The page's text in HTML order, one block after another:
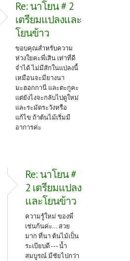
t
Re: นาโยน # 2
เตรียมแปลงและ
โยนข้าว
ขอบคุณสำหรับความ
ห่วงใยคะพี่เสิน เท่าที่ดี
จำได้ ไม่มีสักในแปลงนี้
เหมือนจะมียางนา
มะฮอกกานี และตะกูคะ
แต่ยังไงจะกลับไปดูใหม่
และระมัดระวังหรือ
แก้ไข ถ้าต้นไม้เริ่มมี
อาการค่ะ
Re: นาโยน #
2 เตรียมแปลง
และโยนข้าว
ความรู้ใหม่ ของพี่
เช่นก้นค่ะ... สวย
มาก ที่นา ต้นไม้เป็น
ระเบียบดี --- น้ำ
สมบูรณ์ มีชัยไปกว่า